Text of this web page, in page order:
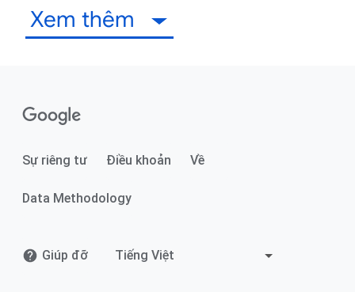
Xem thêm
Sự riêng tư Điều khoản Về
Data Methodology
Giúp đỡ